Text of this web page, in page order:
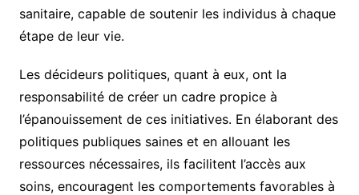
sanitaire, capable de soutenir les individus à chaque
étape de leur vie.
Les décideurs politiques, quant à eux, ont la
responsabilité de créer un cadre propice à
l’épanouissement de ces initiatives. En élaborant des
politiques publiques saines et en allouant les
ressources nécessaires, ils facilitent l’accès aux
soins, encouragent les comportements favorables à